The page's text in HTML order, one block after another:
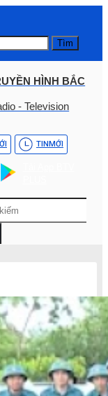
Tìm
HÌNH BẮC
- Television
TINMỚI